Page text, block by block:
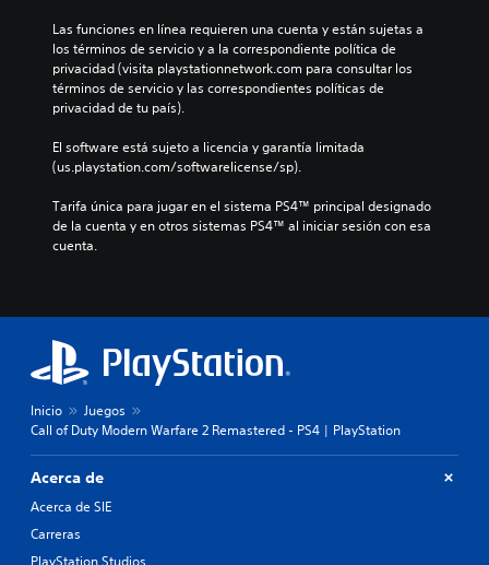
Las funciones en línea requieren una cuenta y están sujetas a
los términos de servicio y a la correspondiente política de
privacidad (visita playstationnetwork.com para consultar los
términos de servicio y las correspondientes políticas de
privacidad de tu país).
El software está sujeto a licencia y garantía limitada
(us.playstation.com/softwarelicense/sp).
Tarifa única para jugar en el sistema PS4™ principal designado
de la cuenta y en otros sistemas PS4™ al iniciar sesión con esa
cuenta.
Inicio
Juegos
Call of Duty Modern Warfare 2 Remastered - PS4 | PlayStation
Acerca de
Acerca de SIE
Carreras
PlayStation Studios